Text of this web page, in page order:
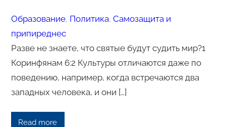
Образование, Политика, Самозащита и
припиреднес
Разве не знаете, что святые будут судить мир?1
Коринфянам 6:2 Культуры отличаются даже по
поведению, например, когда встречаются два
западных человека, и они […]
Read more